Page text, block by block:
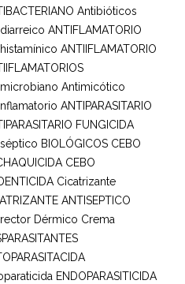
Antibióticos
ANTIFLAMATORIO
ANTIIFLAMATORIO
Antimicótico
ANTIPARASITARIO
FUNGICIDA
BIOLÓGICOS CEBO
CEBO
Cicatrizante
ANTISEPTICO
Dérmico Crema
ENDOPARASITICIDA